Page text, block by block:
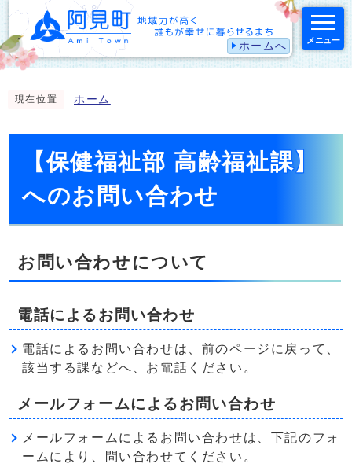
ホームへ メニュー
現在位置 ホーム
【保健福祉部 高齢福祉課】
へのお問い合わせ
お問い合わせについて
電話によるお問い合わせ
電話によるお問い合わせは、前のページに戻って、
該当する課などへ、お電話ください。
メールフォームによるお問い合わせ
メールフォームによるお問い合わせは、下記のフォ
ームにより、問い合わせてください。